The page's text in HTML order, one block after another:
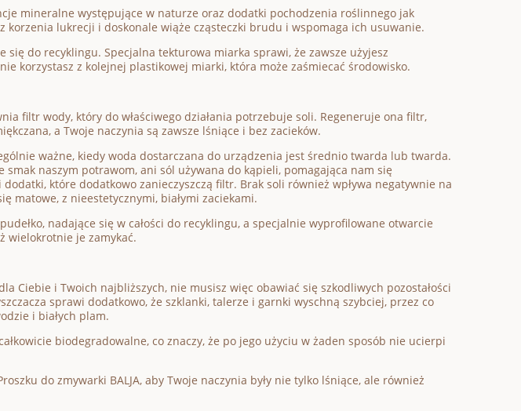
mineralne występujące w naturze oraz dodatki pochodzenia roślinnego jak
korzenia lukrecji i doskonale wiąże cząsteczki brudu i wspomaga ich usuwanie.
się do recyklingu. Specjalna tekturowa miarka sprawi, że zawsze użyjesz
korzystasz z kolejnej plastikowej miarki, która może zaśmiecać środowisko.
filtr wody, który do właściwego działania potrzebuje soli. Regeneruje ona filtr,
a Twoje naczynia są zawsze lśniące i bez zacieków.
ważne, kiedy woda dostarczana do urządzenia jest średnio twarda lub twarda.
naszym potrawom, ani sól używana do kąpieli, pomagająca nam się
które dodatkowo zanieczyszczą filtr. Brak soli również wpływa negatywnie na
matowe, z nieestetycznymi, białymi zaciekami.
nadające się w całości do recyklingu, a specjalnie wyprofilowane otwarcie
wielokrotnie je zamykać.
Ciebie i Twoich najbliższych, nie musisz więc obawiać się szkodliwych pozostałości
sprawi dodatkowo, że szklanki, talerze i garnki wyschną szybciej, przez co
i białych plam.
biodegradowalne, co znaczy, że po jego użyciu w żaden sposób nie ucierpi
do zmywarki BALJA, aby Twoje naczynia były nie tylko lśniące, ale również